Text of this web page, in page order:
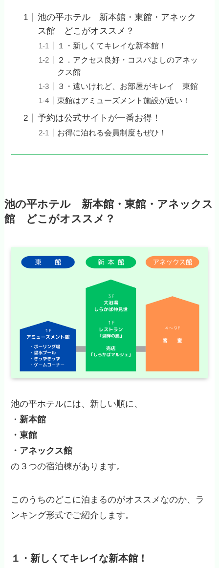
池の平ホテル 新本館・東館・アネック
ス館 どこがオススメ？
１・新しくてキレイな新本館！
２．アクセス良好・コスパよしのアネッ
クス館
３・遠いけれど、お部屋がキレイ 東館
東館はアミューズメント施設が近い！
予約は公式サイトが一番お得！
お得に泊れる会員制度もぜひ！
池の平ホテル 新本館・東館・アネックス
館 どこがオススメ？
池の平ホテルには、新しい順に、
・新本館
・東館
・アネックス館
の３つの宿泊棟があります。
このうちのどこに泊まるのがオススメなのか、ラ
ンキング形式でご紹介します。
１・新しくてキレイな新本館！